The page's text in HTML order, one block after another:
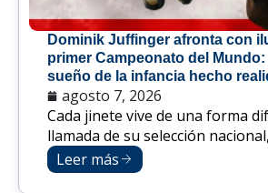
Dominik Juffinger afronta con
primer Campeonato del Mundo:
sueño de la infancia hecho
agosto 7, 2026
Cada jinete vive de una forma
llamada de su selección
Leer más